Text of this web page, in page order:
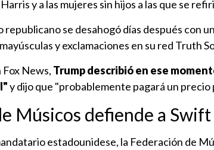
y a las mujeres sin hijos a las que se
republicano se desahogó días después con
y exclamaciones en su red Truth
News, Trump describió en ese
y dijo que "probablemente pagará un precio
Músicos defiende a Swift
estadounidese, la Federación de